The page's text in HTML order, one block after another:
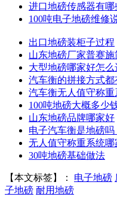
进口地磅传感器有哪
100吨电子地磅维修
出口地磅装柜子过程
山东地磅厂家普赛施
大型地磅哪家好怎
汽车衡的拼接方式都
汽车衡无人值守称重
100吨地磅大概多少
山东地磅品牌哪家好
电子汽车衡是地磅吗
无人值守称重系统
30吨地磅基础做法
【本文标签】： 电子地磅
子地磅 耐用地磅